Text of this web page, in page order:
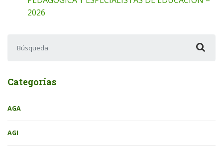
2026
Categorías
AGA
AGI